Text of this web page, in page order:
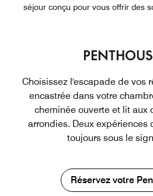
séjour conçu pour vous offrir des
Choisissez l'escapade de vos
encastrée dans votre
cheminée ouverte et lit aux
arrondies. Deux expériences
toujours sous le
Réservez votre